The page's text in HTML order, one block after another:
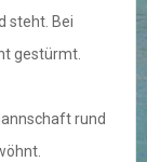
steht. Bei
gestürmt.
rund